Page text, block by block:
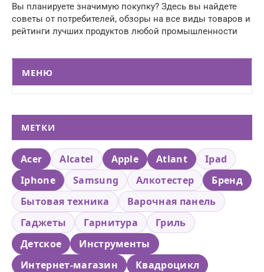
Вы планируете значимую покупку? Здесь вы найдете
советы от потребителей, обзоры на все виды товаров и
рейтинги лучших продуктов любой промышленности
МЕНЮ
МЕТКИ
Acer Alcatel Apple Atlant
Ipad
Iphone
Samsung Алкотестер
Бренд
Бытовая техника
Варочная панель
Гаджеты
Гарнитура
Гриль
Детское
Инструменты
Интернет-магазин
Квадроцикл